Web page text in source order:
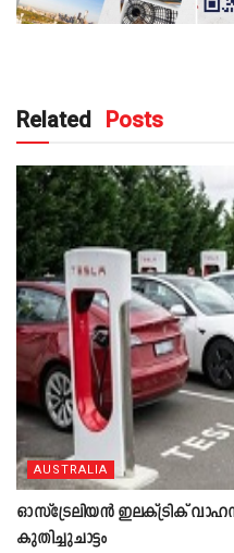
Related Posts
AUSTRALIA
ഓസ്‌ട്രേലിയൻ ഇലക്ട്രിക്
കുതിച്ചുചാട്ടം